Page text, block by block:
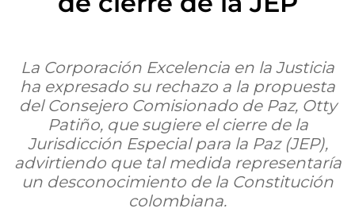
La Corporación Excelencia en la Justicia
ha expresado su rechazo a la propuesta
del Consejero Comisionado de Paz, Otty
Patiño, que sugiere el cierre de la
Jurisdicción Especial para la Paz (JEP),
advirtiendo que tal medida representaría
un desconocimiento de la Constitución
colombiana.